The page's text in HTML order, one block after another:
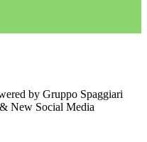
by Gruppo Spaggiari
New Social Media